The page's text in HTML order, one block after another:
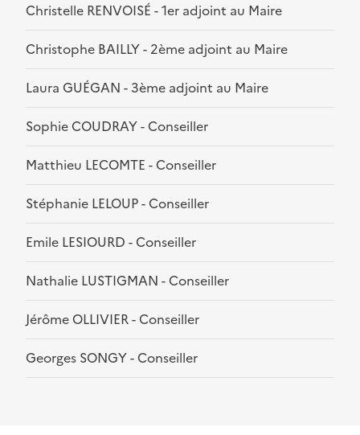
Christelle RENVOISÉ - 1er adjoint au Maire
Christophe BAILLY - 2ème adjoint au Maire
Laura GUÉGAN - 3ème adjoint au Maire
Sophie COUDRAY - Conseiller
Matthieu LECOMTE - Conseiller
Stéphanie LELOUP - Conseiller
Emile LESIOURD - Conseiller
Nathalie LUSTIGMAN - Conseiller
Jérôme OLLIVIER - Conseiller
Georges SONGY - Conseiller